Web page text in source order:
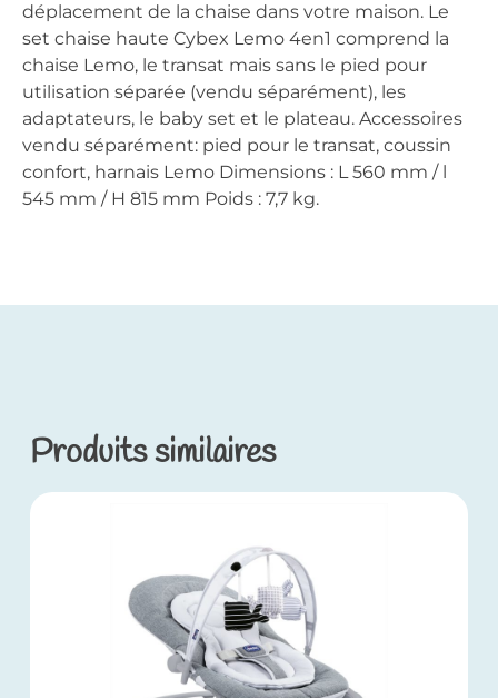
déplacement de la chaise dans votre maison. Le
set chaise haute Cybex Lemo 4en1 comprend la
chaise Lemo, le transat mais sans le pied pour
utilisation séparée (vendu séparément), les
adaptateurs, le baby set et le plateau. Accessoires
vendu séparément: pied pour le transat, coussin
confort, harnais Lemo Dimensions : L 560 mm / l
545 mm / H 815 mm Poids : 7,7 kg.
Produits similaires